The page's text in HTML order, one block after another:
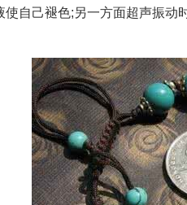
自己褪色;另一方面超声振